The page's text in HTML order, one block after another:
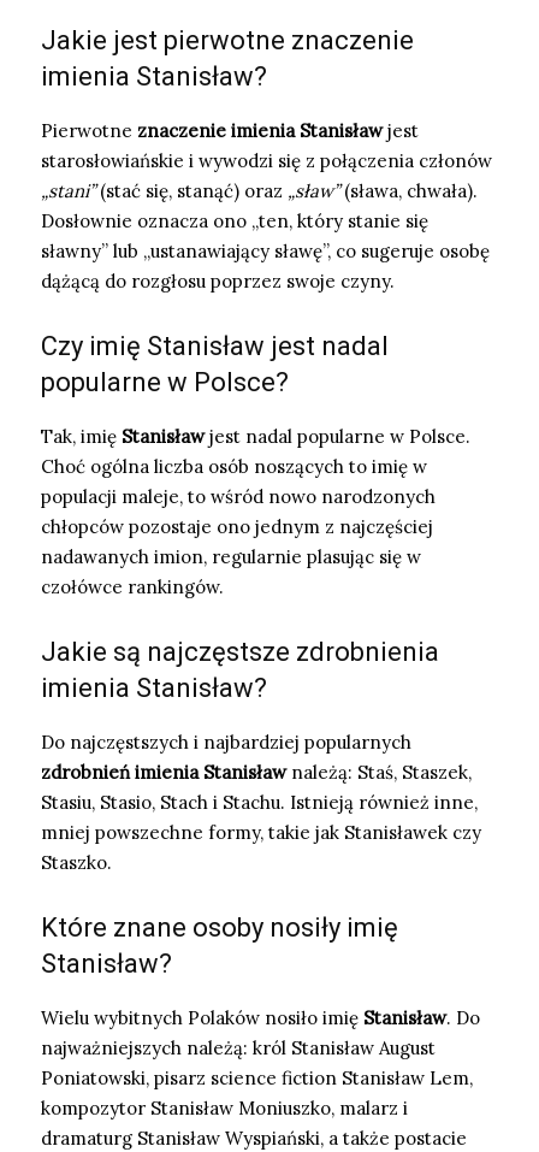
Jakie jest pierwotne znaczenie
imienia Stanisław?
Pierwotne znaczenie imienia Stanisławjest
starosłowiańskie i wywodzi się z połączenia członów
„stani”(stać się, stanąć) oraz „sław”(sława, chwała).
Dosłownie oznacza ono „ten, który stanie się
sławny” lub „ustanawiający sławę”, co sugeruje osobę
dążącą do rozgłosu poprzez swoje czyny.
Czy imię Stanisław jest nadal
popularne w Polsce?
Tak, imię Stanisławjest nadal popularne w Polsce.
Choć ogólna liczba osób noszących to imię w
populacji maleje, to wśród nowo narodzonych
chłopców pozostaje ono jednym z najczęściej
nadawanych imion, regularnie plasując się w
czołówce rankingów.
Jakie są najczęstsze zdrobnienia
imienia Stanisław?
Do najczęstszych i najbardziej popularnych
zdrobnień imienia Stanisławnależą: Staś, Staszek,
Stasiu, Stasio, Stach i Stachu. Istnieją również inne,
mniej powszechne formy, takie jak Stanisławek czy
Staszko.
Które znane osoby nosiły imię
Stanisław?
Wielu wybitnych Polaków nosiło imię Stanisław. Do
najważniejszych należą: król Stanisław August
Poniatowski, pisarz science fiction Stanisław Lem,
kompozytor Stanisław Moniuszko, malarz i
dramaturg Stanisław Wyspiański, a także postacie